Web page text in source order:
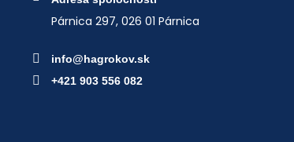
product
Párnica 297,026 01 Párnica
info@hagrokov.sk
+421 903 556 082